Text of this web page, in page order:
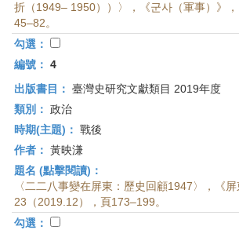
折（1949– 1950））〉，《군사（軍事）》
45–82。
勾選：
編號： 4
出版書目： 臺灣史研究文獻類目 2019年度
類別： 政治
時期(主題)： 戰後
作者： 黃映溓
題名 (點擊閱讀)：
〈二二八事變在屏東：歷史回顧1947〉，《屏
23（2019.12），頁173–199。
勾選：